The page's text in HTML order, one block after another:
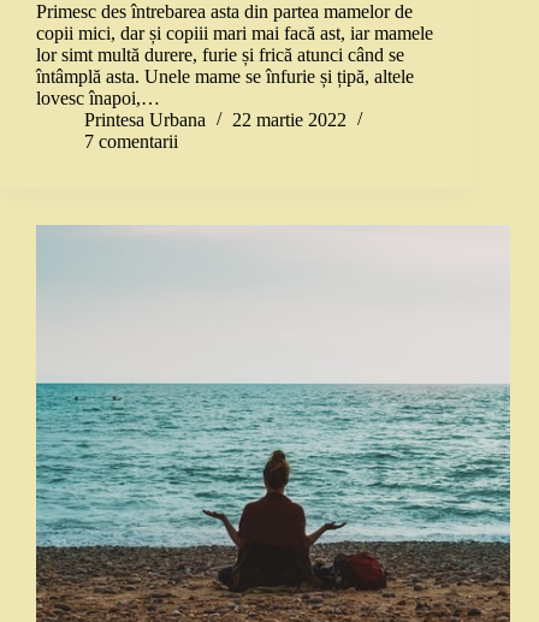
Primesc des întrebarea asta din partea mamelor de
copii mici, dar și copiii mari mai facă ast, iar mamele
lor simt multă durere, furie și frică atunci când se
întâmplă asta. Unele mame se înfurie și țipă, altele
lovesc înapoi,…
Printesa Urbana
22 martie 2022
7 comentarii